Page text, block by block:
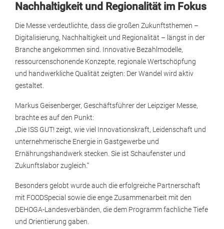
Nachhaltigkeit und Regionalität im Fokus
Die Messe verdeutlichte, dass die großen Zukunftsthemen –
Digitalisierung, Nachhaltigkeit und Regionalität – längst in der
Branche angekommen sind. Innovative Bezahlmodelle,
ressourcenschonende Konzepte, regionale Wertschöpfung
und handwerkliche Qualität zeigten: Der Wandel wird aktiv
gestaltet.
Markus Geisenberger, Geschäftsführer der Leipziger Messe,
brachte es auf den Punkt:
„Die ISS GUT! zeigt, wie viel Innovationskraft, Leidenschaft und
unternehmerische Energie in Gastgewerbe und
Ernährungshandwerk stecken. Sie ist Schaufenster und
Zukunftslabor zugleich.“
Besonders gelobt wurde auch die erfolgreiche Partnerschaft
mit FOODSpecial sowie die enge Zusammenarbeit mit den
DEHOGA-Landesverbänden, die dem Programm fachliche Tiefe
und Orientierung gaben.